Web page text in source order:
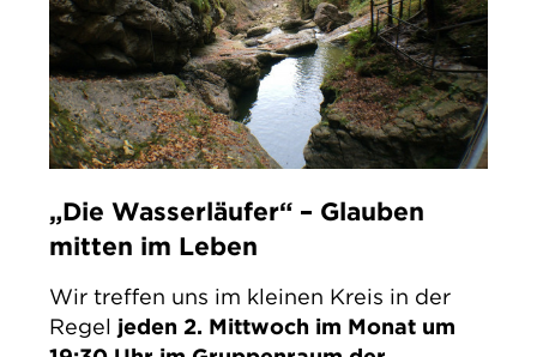
„Die Wasserläufer“ – Glauben
mitten im Leben
Wir treffen uns im kleinen Kreis in der
Regel jeden 2. Mittwoch im Monat um